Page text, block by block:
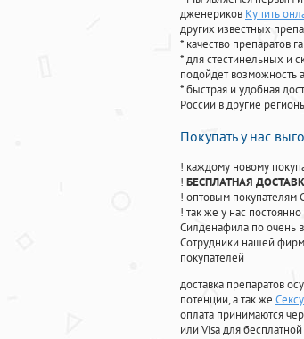
дженериков Купить
других известных
* качество препаратов
* для стестинельных и
подойдет возможность
* быстрая и удобная
России в другие
Покупать у нас
! каждому новому
! БЕСПЛАТНАЯ
! оптовым
! так же у нас
Силденафила по очень
Cотрудники нашей
покупателей
доставка препаратов
потенции, а так же
оплата принимаются
или Visa для